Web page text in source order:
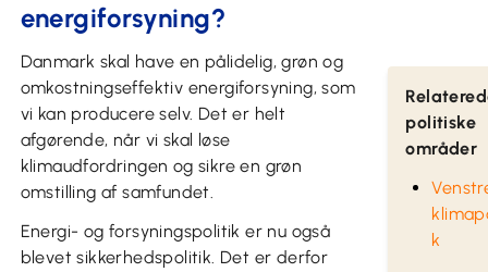
energiforsyning?
politiske
områder
k
Danmark skal have en pålidelig, grøn og
omkostningseffektiv energiforsyning, som
vi kan producere selv. Det er helt
afgørende, når vi skal løse
klimaudfordringen og sikre en grøn
omstilling af samfundet.
Energi- og forsyningspolitik er nu også
blevet sikkerhedspolitik. Det er derfor